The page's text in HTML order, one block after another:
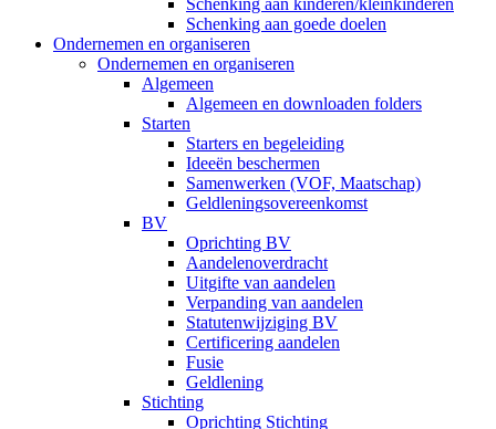
Schenking aan kinderen/kleinkinderen
Schenking aan goede doelen
Ondernemen en organiseren
Ondernemen en organiseren
Algemeen
Algemeen en downloaden folders
Starten
Starters en begeleiding
Ideeën beschermen
Samenwerken (VOF, Maatschap)
Geldleningsovereenkomst
BV
Oprichting BV
Aandelenoverdracht
Uitgifte van aandelen
Verpanding van aandelen
Statutenwijziging BV
Certificering aandelen
Fusie
Geldlening
Stichting
Oprichting Stichting